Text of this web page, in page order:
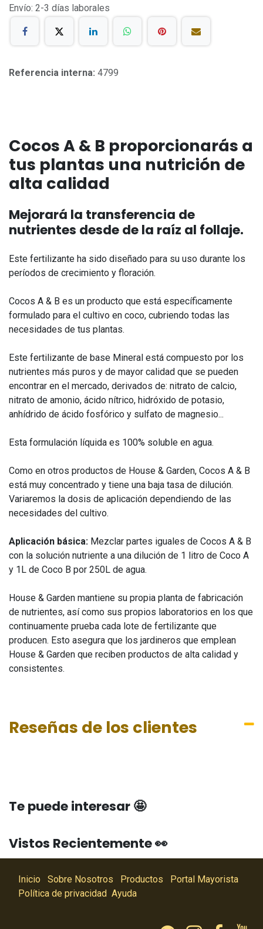
Envío: 2-3 días laborales
Referencia interna: 4799
Cocos A & B proporcionarás a
tus plantas una nutrición de
alta calidad
Mejorará la transferencia de
nutrientes desde de la raíz al follaje.
Este fertilizante ha sido diseñado para su uso durante los
períodos de crecimiento y floración.
Cocos A & B es un producto que está específicamente
formulado para el cultivo en coco, cubriendo todas las
necesidades de tus plantas.
Este fertilizante de base Mineral está compuesto por los
nutrientes más puros y de mayor calidad que se pueden
encontrar en el mercado, derivados de: nitrato de calcio,
nitrato de amonio, ácido nítrico, hidróxido de potasio,
anhídrido de ácido fosfórico y sulfato de magnesio...
Esta formulación líquida es 100% soluble en agua.
Como en otros productos de House & Garden, Cocos A & B
está muy concentrado y tiene una baja tasa de dilución.
Variaremos la dosis de aplicación dependiendo de las
necesidades del cultivo.
Aplicación básica: Mezclar partes iguales de Cocos A & B
con la solución nutriente a una dilución de 1 litro de Coco A
y 1L de Coco B por 250L de agua.
House & Garden mantiene su propia planta de fabricación
de nutrientes, así como sus propios laboratorios en los que
continuamente prueba cada lote de fertilizante que
producen. Esto asegura que los jardineros que emplean
House & Garden que reciben productos de alta calidad y
consistentes.
Reseñas de los clientes
Te puede interesar 🤩
Vistos Recientemente 👀
Inicio Sobre Nosotros Productos
Portal Mayorista
Política de privacidad Ayuda